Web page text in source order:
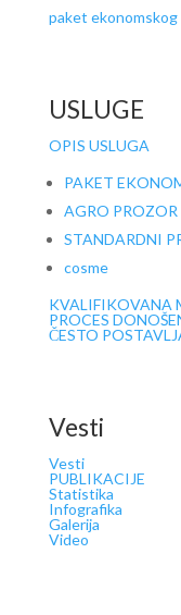
paket ekonomskog
USLUGE
OPIS USLUGA
PAKET
AGRO PROZOR
STANDARDNI
cosme
KVALIFIKOVANA
PROCES
ČESTO
Vesti
Vesti
PUBLIKACIJE
Statistika
Infografika
Galerija
Video